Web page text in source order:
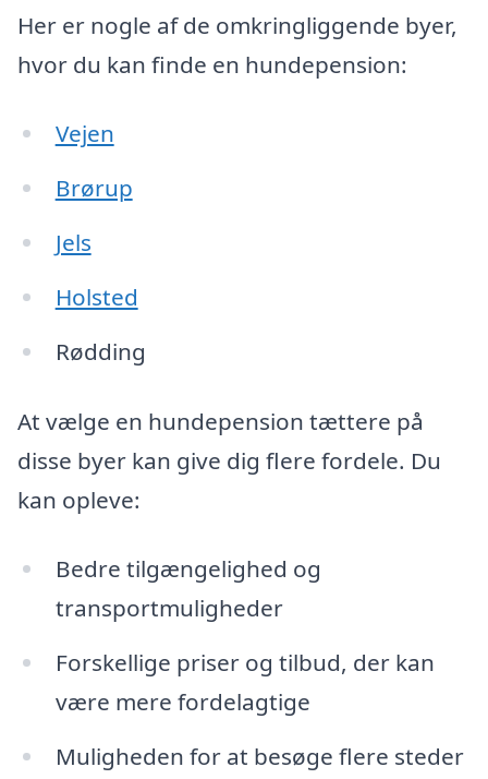
Her er nogle af de omkringliggende byer,
hvor du kan finde en hundepension:
Vejen
Brørup
Jels
Holsted
Rødding
At vælge en hundepension tættere på
disse byer kan give dig flere fordele. Du
kan opleve:
Bedre tilgængelighed og
transportmuligheder
Forskellige priser og tilbud, der kan
være mere fordelagtige
Muligheden for at besøge flere steder